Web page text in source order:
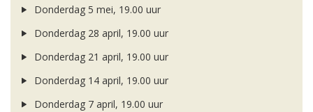
Donderdag 5 mei, 19.00 uur
Donderdag 28 april, 19.00 uur
Donderdag 21 april, 19.00 uur
Donderdag 14 april, 19.00 uur
Donderdag 7 april, 19.00 uur